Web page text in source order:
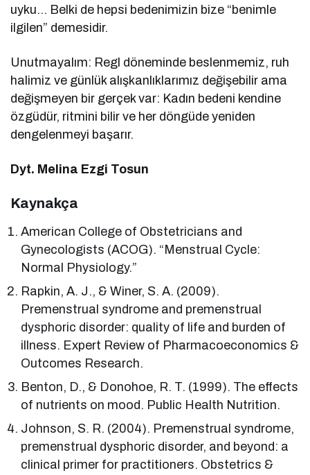
uyku… Belki de hepsi bedenimizin bize “benimle
ilgilen” demesidir.
Unutmayalım: Regl döneminde beslenmemiz, ruh
halimiz ve günlük alışkanlıklarımız değişebilir ama
değişmeyen bir gerçek var: Kadın bedeni kendine
özgüdür, ritmini bilir ve her döngüde yeniden
dengelenmeyi başarır.
Dyt. Melina Ezgi Tosun
Kaynakça
American College of Obstetricians and
Gynecologists (ACOG). “Menstrual Cycle:
Normal Physiology.”
Rapkin, A. J., & Winer, S. A. (2009).
Premenstrual syndrome and premenstrual
dysphoric disorder: quality of life and burden of
illness. Expert Review of Pharmacoeconomics &
Outcomes Research.
Benton, D., & Donohoe, R. T. (1999). The effects
of nutrients on mood. Public Health Nutrition.
Johnson, S. R. (2004). Premenstrual syndrome,
premenstrual dysphoric disorder, and beyond: a
clinical primer for practitioners. Obstetrics &